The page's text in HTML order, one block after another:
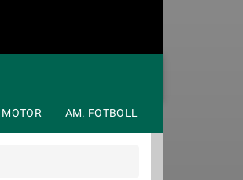
MOTOR AM. FOTBOLL